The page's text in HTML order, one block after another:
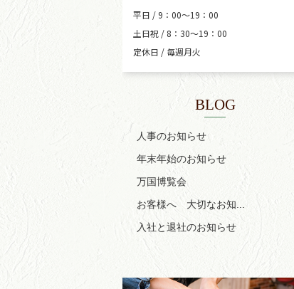
平日 / 9：00～19：00
土日祝 / 8：30～19：00
定休日 / 毎週月火
BLOG
人事のお知らせ
年末年始のお知らせ
万国博覧会
お客様へ 大切なお知...
入社と退社のお知らせ